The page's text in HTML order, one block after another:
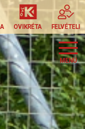
OVIKRÉTA FELVÉTELI